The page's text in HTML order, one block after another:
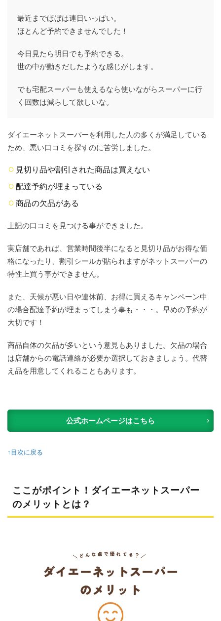
最近までほぼは連日いっぱい。
ほとんど予約できませんでした！
今日見たら明日でも予約できる。
世の中が動きだしたような感じがします。
でも宅配スーパーも使えるなら使いながらスーパーに行
く回数は減らして欲しいな。
ダイエーネットスーパーを利用した人の多くが満足している
ため、悪い口コミを探すのに苦労しました。
見切り品や割引された商品は買えない
配達予約が埋まっている
商品の欠品がある
上記の口コミを見つける事ができました。
実店舗であれば、営業時間後半になると見切り品がお得な価
格になったり、割引シールが貼られますがネットスーパーの
特性上買う事ができません。
また、天候が悪い日や連休前、お得に買えるキャンペーン中
の場合配達予約が埋まってしまう事も・・・。早めの予約が
大切です！
商品自体の欠品が多いという意見もありました。欠品の場合
は店舗からの電話連絡が必要か選択しておきましょう。代替
え品を用意してくれることもあります。
公式ホームページはこちら
↑目次に戻る
ここがポイント！ダイエーネットスーパー
のメリットとは？